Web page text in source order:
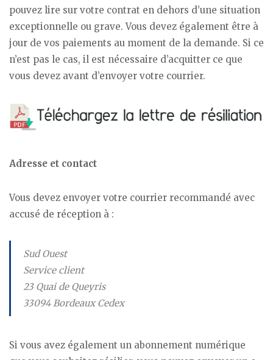
pouvez lire sur votre contrat en dehors d’une situation
exceptionnelle ou grave. Vous devez également être à
jour de vos paiements au moment de la demande. Si ce
n’est pas le cas, il est nécessaire d’acquitter ce que
vous devez avant d’envoyer votre courrier.
Adresse et contact
Vous devez envoyer votre courrier recommandé avec
accusé de réception à :
Sud Ouest
Service client
23 Quai de Queyris
33094 Bordeaux Cedex
Si vous avez également un abonnement numérique